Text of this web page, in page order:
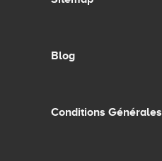
Blog
Conditions Générales